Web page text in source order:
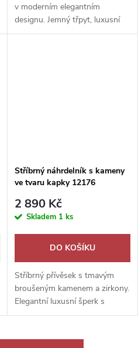
v moderním elegantním
designu. Jemný třpyt, luxusní
vzhled a nadčasový styl.
Stříbrný náhrdelník s kameny
ve tvaru kapky 12176
2 890 Kč
Skladem 1 ks
DO KOŠÍKU
Stříbrný přívěsek s tmavým
broušeným kamenem a zirkony.
Elegantní luxusní šperk s
jemnými detaily a výrazným